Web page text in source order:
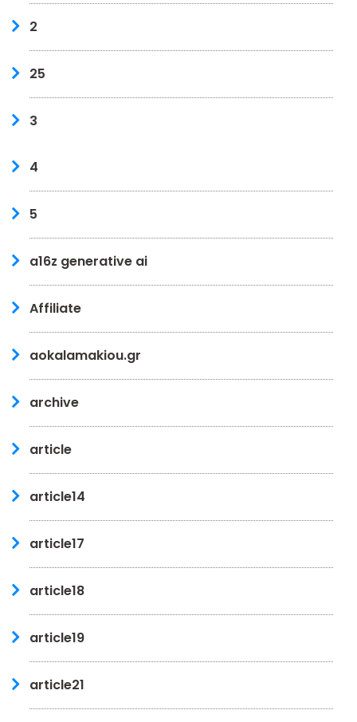
2
25
3
4
5
a16z generative ai
Affiliate
aokalamakiou.gr
archive
article
article14
article17
article18
article19
article21